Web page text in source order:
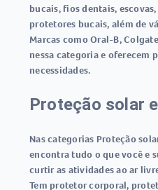
bucais, fios dentais,
protetores bucais, além de
Marcas como Oral-B,
nessa categoria e oferecem
necessidades.
Proteção solar
Nas categorias Proteção
encontra tudo o que você e
curtir as atividades ao ar
Tem protetor corporal,